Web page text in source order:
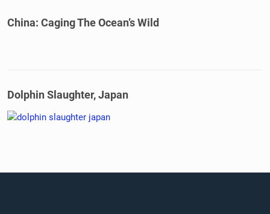
China: Caging The Ocean’s Wild
Dolphin Slaughter, Japan